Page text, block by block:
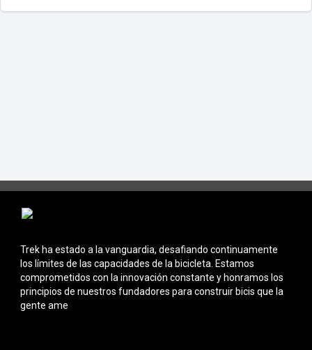
Trek ha estado a la vanguardia, desafiando continuamente
los límites de las capacidades de la bicicleta. Estamos
comprometidos con la innovación constante y honramos los
principios de nuestros fundadores para construir bicis que la
gente ame